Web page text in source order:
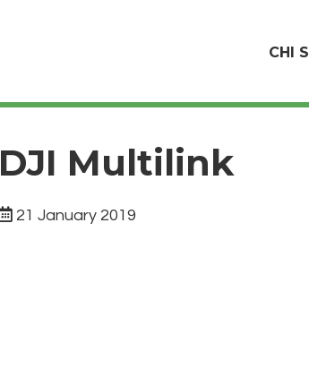
CHI
DJI Multilink
21 January 2019